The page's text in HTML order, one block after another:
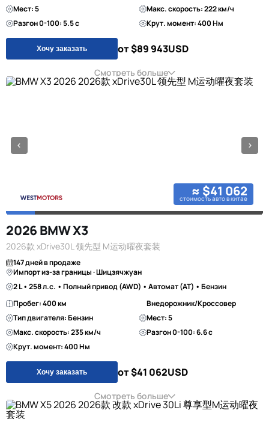
Мест: 5
Макс. скорость: 222 км/ч
Разгон 0-100: 5.5 с
Крут. момент: 400 Нм
Хочу заказать от $89 943USD
Смотреть больше
≈ $41 062
стоимость авто в китае
2026 BMW X3
2026款 xDrive30L 领先型 M运动曜夜套装
147 дней в продаже
Импорт из-за границы · Шицзячжуан
2 L • 258 л.с. • Полный привод (AWD) • Автомат (AT) • Бензин
Пробег: 400 км
Внедорожник/Кроссовер
Тип двигателя: Бензин
Мест: 5
Макс. скорость: 235 км/ч
Разгон 0-100: 6.6 с
Крут. момент: 400 Нм
Хочу заказать от $41 062USD
Смотреть больше